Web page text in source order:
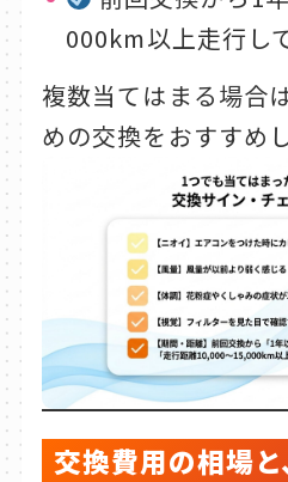
000km以上走行し
複数当てはまる場合
めの交換をおすすめし
交換費用の相場